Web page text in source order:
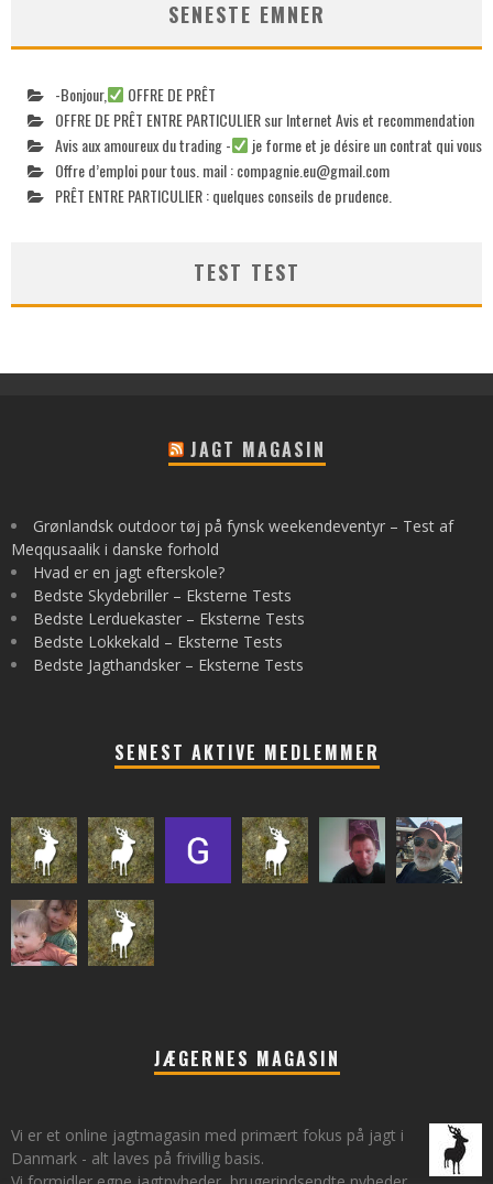
SENESTE EMNER
-Bonjour,
OFFRE DE PRÊT
OFFRE DE PRÊT ENTRE PARTICULIER sur Internet Avis et recommendation
Avis aux amoureux du trading -
je forme et je désire un contrat qui vous
Offre d’emploi pour tous. mail :compagnie.eu@gmail.com
PRÊT ENTRE PARTICULIER : quelques conseils de prudence.
TEST TEST
JAGT MAGASIN
Grønlandsk outdoor tøj på fynsk weekendeventyr – Test af
Meqqusaalik i danske forhold
Hvad er en jagt efterskole?
Bedste Skydebriller – Eksterne Tests
Bedste Lerduekaster – Eksterne Tests
Bedste Lokkekald – Eksterne Tests
Bedste Jagthandsker – Eksterne Tests
SENEST AKTIVE MEDLEMMER
JÆGERNES MAGASIN
Vi er et online jagtmagasin med primært fokus på jagt i
Danmark - alt laves på frivillig basis.